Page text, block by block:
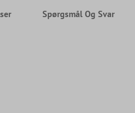
Spørgsmål Og Svar